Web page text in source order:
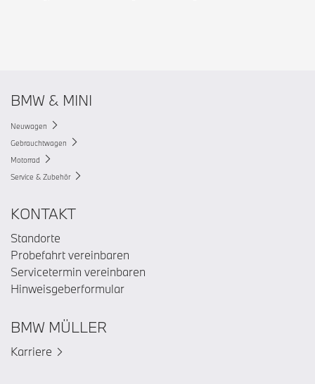
BMW & MINI
Neuwagen
Gebrauchtwagen
Motorrad
Service & Zubehör
KONTAKT
Standorte
Probefahrt vereinbaren
Servicetermin vereinbaren
Hinweisgeberformular
BMW MÜLLER
Karriere